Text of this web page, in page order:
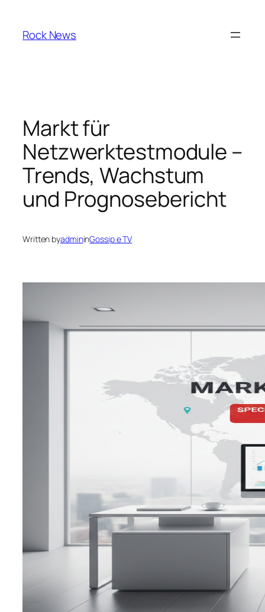
content
Rock News
Markt für
Netzwerktestmodule –
Trends, Wachstum
und Prognosebericht
Written byadmininGossip e TV